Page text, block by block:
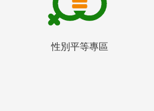
性別平等專區